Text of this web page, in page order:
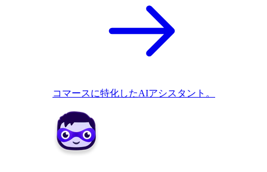
コマースに特化したAIアシスタント。